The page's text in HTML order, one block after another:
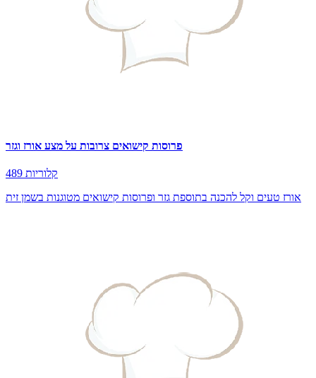
489 קלוריות
אורז טעים וקל להכנה בתוספת גזר ופרוסות קישואים מטוגנות בשמן זית